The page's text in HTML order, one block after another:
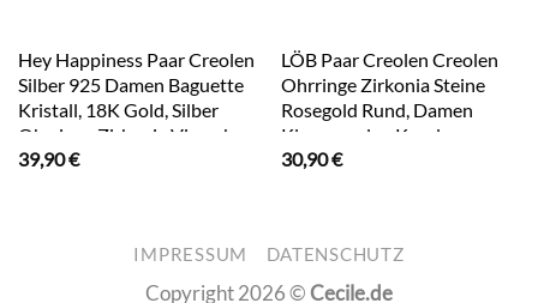
Hey Happiness Paar Creolen
Silber 925 Damen Baguette
Kristall, 18K Gold, Silber
Ohrringe Zirkonia Viereck
klein, Brautschmuck
39,90€
LÖB Paar Creolen Creolen
Ohrringe Zirkonia Steine
Rosegold Rund, Damen
Klappcreolen Kreolen
Huggie Ohstecker Rose gold
Brautschmuck Braut
30,90€
IMPRESSUM DATENSCHUTZ
Copyright 2026 ©Cecile.de